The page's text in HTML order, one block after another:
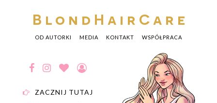
BlondHairCare
OD AUTORKI MEDIA KONTAKT WSPÓŁPRACA
ZACZNIJ TUTAJ